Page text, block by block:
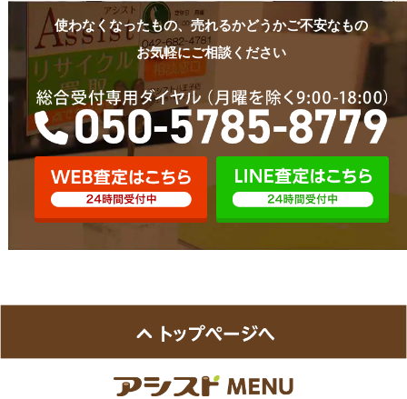
使わなくなったもの、売れるかどうかご不安なもの
お気軽にご相談ください